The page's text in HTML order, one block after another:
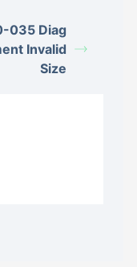
035 Diag
Invalid
Size